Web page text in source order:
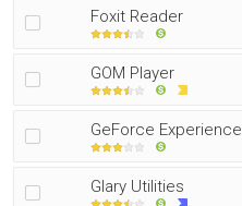
Foxit Reader
GOM Player
GeForce Experience
Glary Utilities